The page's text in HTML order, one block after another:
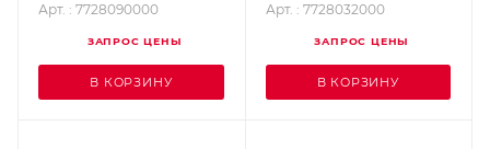
Арт. : 7728090000
ЗАПРОС ЦЕНЫ
В КОРЗИНУ
Арт. : 7728032000
ЗАПРОС ЦЕНЫ
В КОРЗИНУ